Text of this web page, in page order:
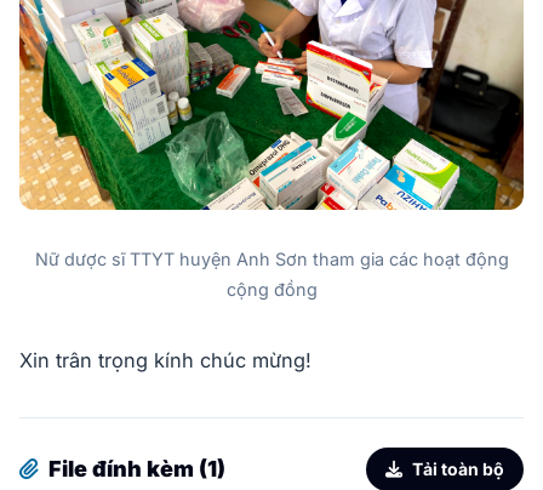
Nữ dược sĩ TTYT huyện Anh Sơn tham gia các hoạt động
cộng đồng
Xin trân trọng kính chúc mừng!
File đính kèm (1) Tải toàn bộ